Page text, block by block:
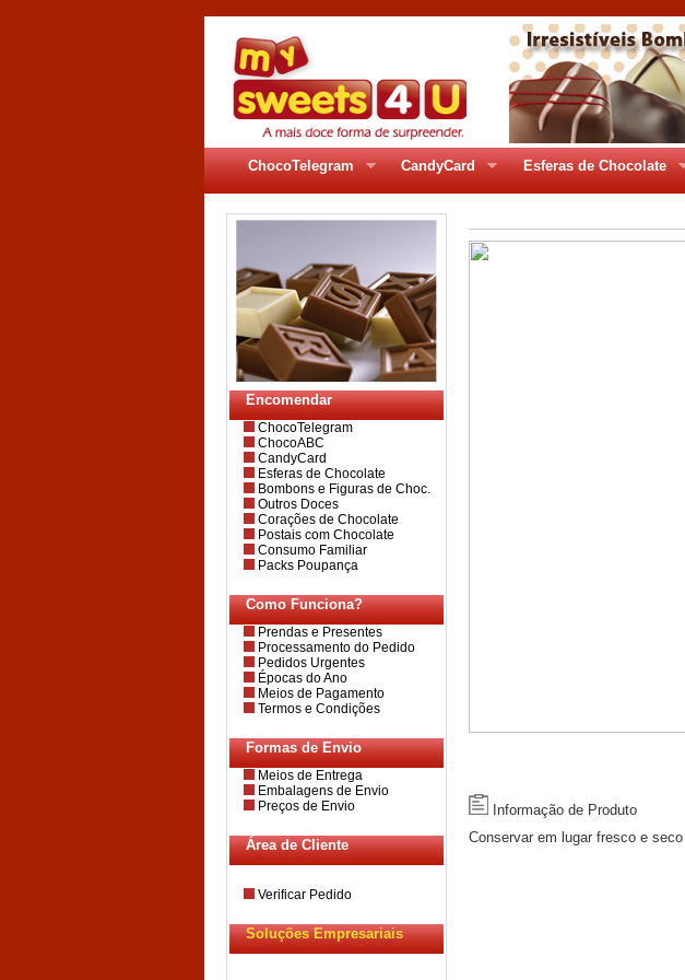
ChocoTelegram CandyCard Esferas de Chocolate
Encomendar
ChocoTelegram
ChocoABC
CandyCard
Esferas de Chocolate
Bombons e Figuras de Choc.
Outros Doces
Corações de Chocolate
Postais com Chocolate
Consumo Familiar
Packs Poupança
Como Funciona?
Prendas e Presentes
Processamento do Pedido
Pedidos Urgentes
Épocas do Ano
Meios de Pagamento
Termos e Condições
Formas de Envio
Meios de Entrega
Embalagens de Envio
Preços de Envio
Área de Cliente
Verificar Pedido
Soluções Empresariais
Informação de Produto
Conservar em lugar fresco e seco